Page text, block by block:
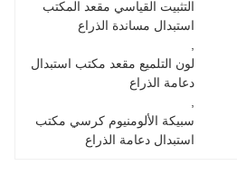
استبدال مساندة الذراع
دعامة الذراع
استبدال دعامة الذراع